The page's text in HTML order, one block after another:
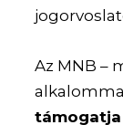
Az MNB –
támogatja